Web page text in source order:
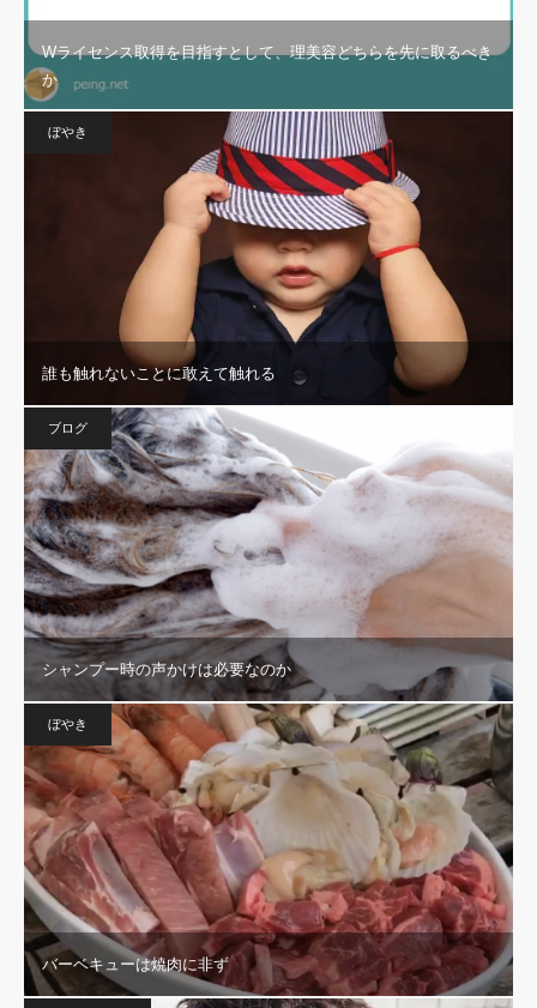
Wライセンス取得を目指すとして、理美容どちらを先に取るべき
か
ぼやき
誰も触れないことに敢えて触れる
ブログ
シャンプー時の声かけは必要なのか
ぼやき
バーベキューは焼肉に非ず